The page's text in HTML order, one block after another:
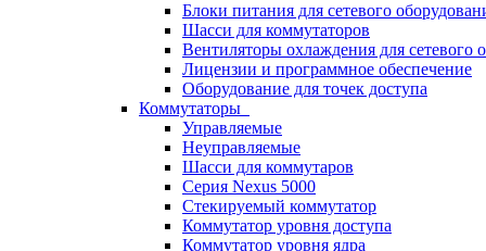
Блоки питания для сетевого
Шасси для коммутаторов
Вентиляторы охлаждения для сетевого
Лицензии и программное обеспечение
Оборудование для точек доступа
Коммутаторы
Управляемые
Неуправляемые
Шасси для коммутаров
Серия Nexus 5000
Стекируемый коммутатор
Коммутатор уровня доступа
Коммутатор уровня ядра